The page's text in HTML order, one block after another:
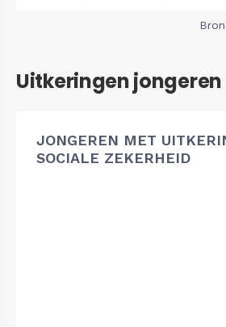
Uitkeringen jongeren
JONGEREN MET
SOCIALE ZEKERHEID